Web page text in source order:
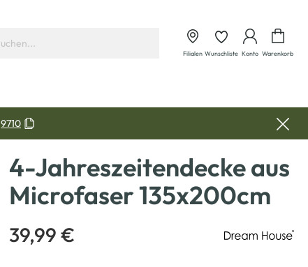
Filialen Wunschliste Konto Warenkorb
9710
4-Jahreszeitendecke aus
Microfaser 135x200cm
39,99 €